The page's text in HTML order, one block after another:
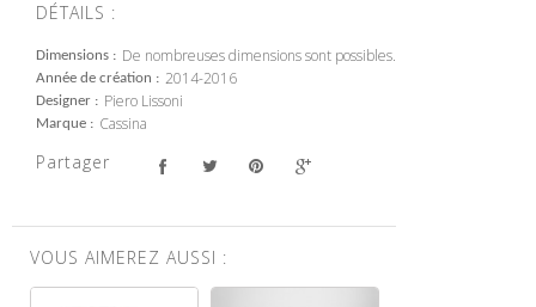
DÉTAILS :
Dimensions De nombreuses dimensions sont possibles.
Année de création 2014-2016
Designer Piero Lissoni
Marque Cassina
Partager
VOUS AIMEREZ AUSSI :